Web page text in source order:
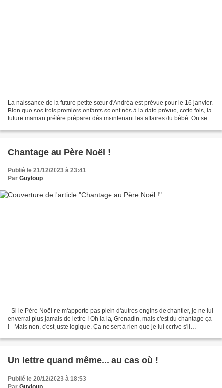
La naissance de la future petite sœur d'Andréa est prévue pour le 16 janvier.
Bien que ses trois premiers enfants soient nés à la date prévue, cette fois, la
future maman préfère préparer dès maintenant les affaires du bébé. On se
Chantage au Père Noël !
Publié le 21/12/2023 à 23:41
Par Guyloup
- Si le Père Noël ne m'apporte pas plein d'autres engins de chantier, je ne lui
enverrai plus jamais de lettre ! Oh la la, Grenadin, mais c'est du chantage ça
! - Mais non, c'est juste logique. Ça ne sert à rien que je lui écrive s'il
Un lettre quand même... au cas où !
Publié le 20/12/2023 à 18:53
Par Guyloup